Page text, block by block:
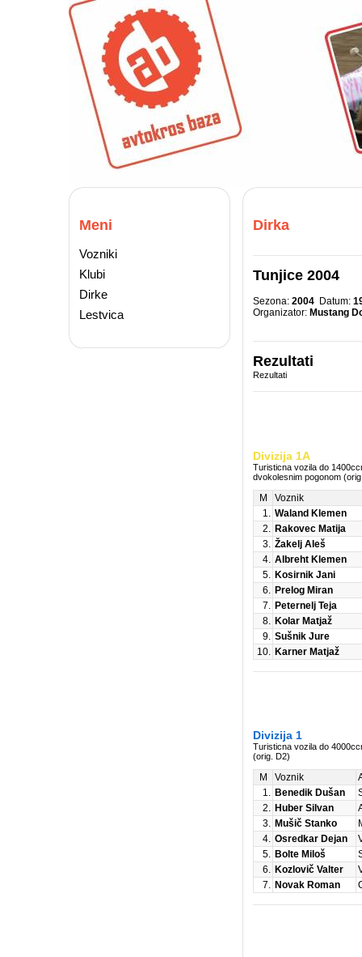
Meni
Vozniki
Klubi
Dirke
Lestvica
Dirka
Tunjice 2004
Sezona: 2004 Datum:
Organizator: Mustang
Rezultati
Rezultati
Divizija 1A
Turisticna vozila do
dvokolesnim pogonom
M
Voznik
1. Waland Klemen
2. Rakovec Matija
3. Žakelj Aleš
4. Albreht Klemen
5. Kosirnik Jani
6. Prelog Miran
7. Peternelj Teja
8. Kolar Matjaž
9. Sušnik Jure
10. Karner Matjaž
Divizija 1
Turisticna vozila do
(orig. D2)
M Voznik
1. Benedik Dušan
2. Huber Silvan
3. Mušič Stanko
4. Osredkar Dejan
5. Bolte Miloš
6. Kozlovič Valter
7. Novak Roman